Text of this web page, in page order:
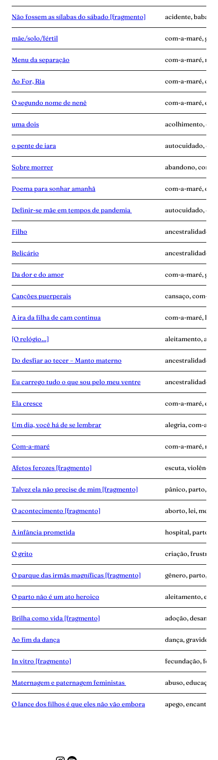
Não fossem as sílabas do sábado [fragmento] acidente, babás,
mãe/solo/fértil com-a-maré,
Menu da separação com-a-maré,
Ao For, Ria com-a-maré,
O segundo nome de nenê com-a-maré,
uma dois acolhimento,
o pente de iara autocuidado,
Sobre morrer abandono, com-
Poema para sonhar amanhã com-a-maré,
Definir-se mãe em tempos de pandemia autocuidado,
Filho ancestralidade,
Relicário ancestralidade,
Da dor e do amor com-a-maré,
Canções puerperais cansaço, com-a-
A ira da filha de cam continua com-a-maré,
[O relógio…] aleitamento,
Do desfiar ao tecer – Manto materno ancestralidade,
Eu carrego tudo o que sou pelo meu ventre ancestralidade,
Ela cresce com-a-maré,
Um dia, você há de se lembrar alegria, com-a-
Com-a-maré com-a-maré,
Afetos ferozes [fragmento] escuta, violência
Talvez ela não precise de mim [fragmento] pânico, parto,
O acontecimento [fragmento] aborto, lei,
A infância prometida hospital, parto,
O grito criação,
O parque das irmãs magníficas [fragmento] gênero, parto,
O parto não é um ato heroico aleitamento,
Brilha como vida [fragmento] adoção, desamor
Ao fim da dança dança, gravidez,
In vitro [fragmento] fecundação,
Maternagem e paternagem feministas abuso,
O lance dos filhos é que eles não vão embora apego,